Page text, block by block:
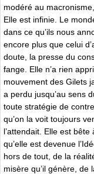
modéré au
Elle est infinie. Le
dans ce qu’ils nous
encore plus que celui
doute, la presse du
fange. Elle n’a rien
mouvement des Gilets
a perdu jusqu’au sens
toute stratégie de
qu’on la voit toujours
l’attendait. Elle est
qu’elle est devenue
hors de tout, de la
misère qu’il génère, de